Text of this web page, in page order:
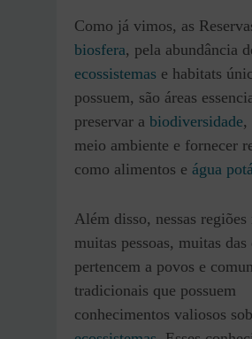
Como já vimos, as
biosfera, pela abundância
ecossistemas e habitats
possuem, são áreas
preservar a biodiversidade,
meio ambiente e fornecer
como alimentos e água
Além disso, nessas regiões
muitas pessoas, muitas das
pertencem a povos e
tradicionais que possuem
conhecimentos valiosos